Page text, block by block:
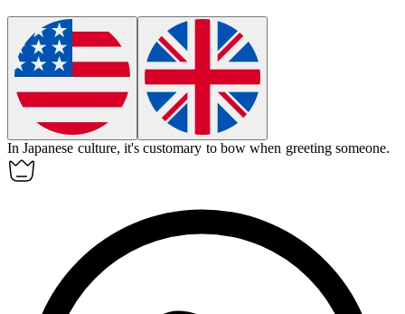
In Japanese culture, it's customary to bow when greeting someone.